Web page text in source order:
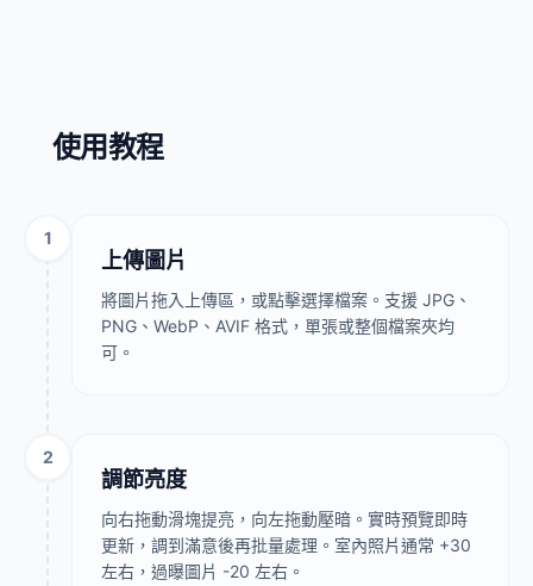
使用教程
1
上傳圖片
將圖片拖入上傳區，或點擊選擇檔案。支援 JPG、
PNG、WebP、AVIF 格式，單張或整個檔案夾均
可。
2
調節亮度
向右拖動滑塊提亮，向左拖動壓暗。實時預覽即時
更新，調到滿意後再批量處理。室內照片通常 +30
左右，過曝圖片 -20 左右。